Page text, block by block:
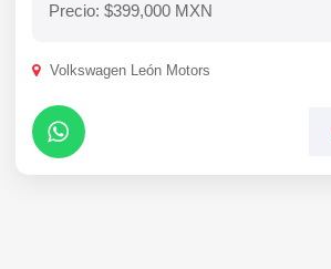
Precio: $399,000 MXN
Volkswagen León Motors